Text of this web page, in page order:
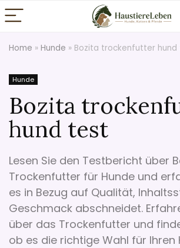
Home » Hunde » Bozita trockenfutter hund
Hunde
Bozita
hund test
Lesen Sie den Testbericht über
Trockenfutter für Hunde und
es in Bezug auf Qualität,
Geschmack abschneidet.
über das Trockenfutter und
ob es die richtige Wahl für Ihren